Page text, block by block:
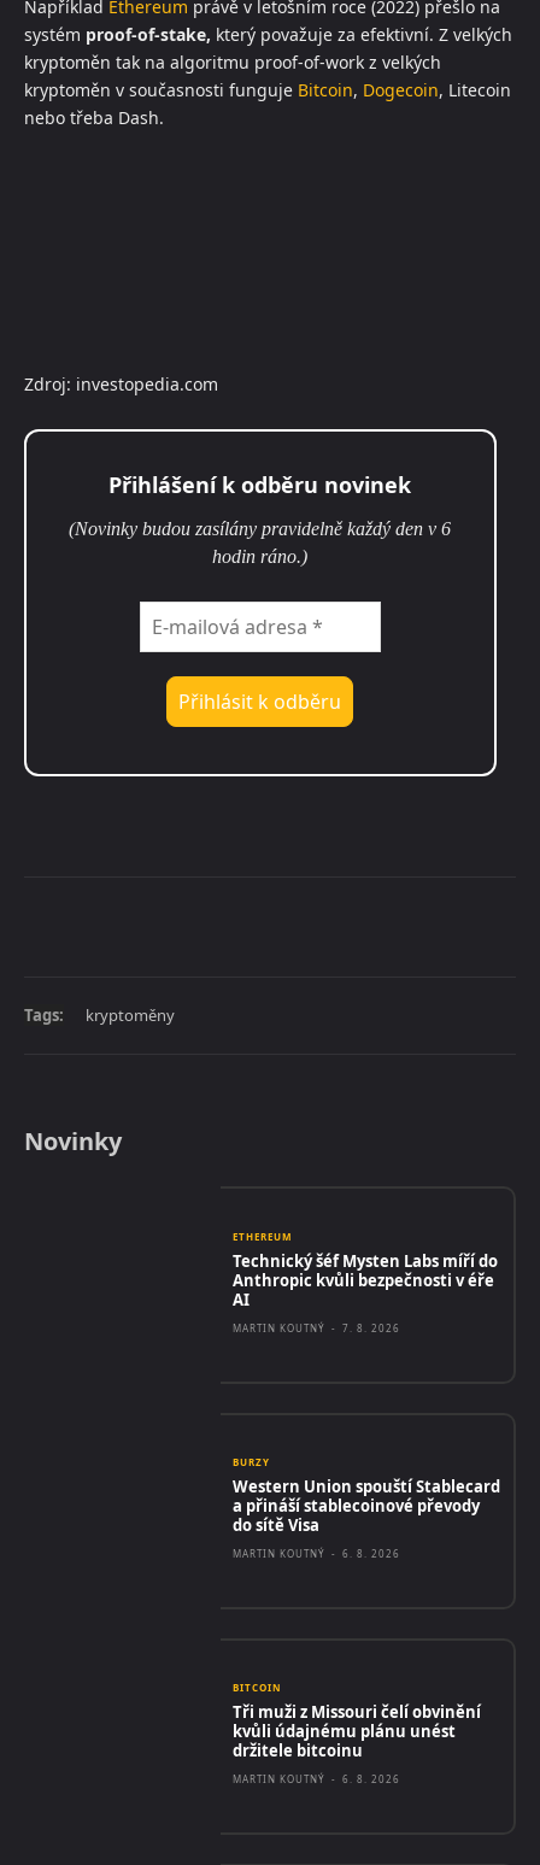
Například Ethereum právě v letošním roce (2022) přešlo na
systém proof-of-stake, který považuje za efektivní. Z velkých
kryptoměn tak na algoritmu proof-of-work z velkých
kryptoměn v současnosti funguje Bitcoin, Dogecoin, Litecoin
nebo třeba Dash.
Zdroj: investopedia.com
Přihlášení k odběru novinek
(Novinky budou zasílány pravidelně každý den v 6
hodin ráno.)
Tags: kryptoměny
Novinky
ETHEREUM
Technický šéf Mysten Labs míří do
Anthropic kvůli bezpečnosti v éře
AI
MARTIN KOUTNÝ - 7. 8. 2026
BURZY
Western Union spouští Stablecard
a přináší stablecoinové převody
do sítě Visa
MARTIN KOUTNÝ - 6. 8. 2026
BITCOIN
Tři muži z Missouri čelí obvinění
kvůli údajnému plánu unést
držitele bitcoinu
MARTIN KOUTNÝ - 6. 8. 2026